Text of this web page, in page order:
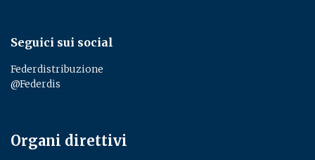
Seguici sui social
Federdistribuzione
@Federdis
Organi direttivi